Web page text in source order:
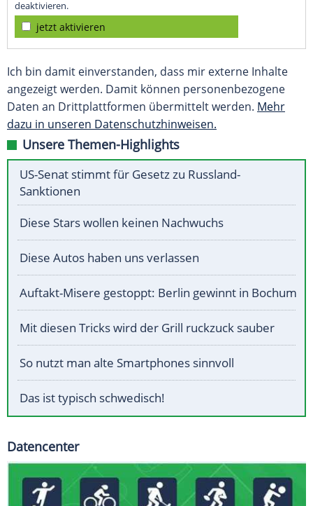
deaktivieren.
jetzt aktivieren
Ich bin damit einverstanden, dass mir externe Inhalte
angezeigt werden. Damit können personenbezogene
Daten an Drittplattformen übermittelt werden. Mehr
dazu in unseren Datenschutzhinweisen.
Unsere Themen-Highlights
US-Senat stimmt für Gesetz zu Russland-
Sanktionen
Diese Stars wollen keinen Nachwuchs
Diese Autos haben uns verlassen
Auftakt-Misere gestoppt: Berlin gewinnt in Bochum
Mit diesen Tricks wird der Grill ruckzuck sauber
So nutzt man alte Smartphones sinnvoll
Das ist typisch schwedisch!
Datencenter